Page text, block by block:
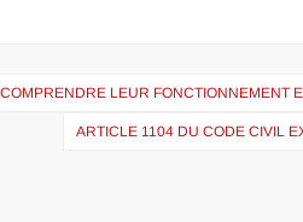
LEUR FONCTIONNEMENT
ARTICLE 1104 DU CODE CIVIL